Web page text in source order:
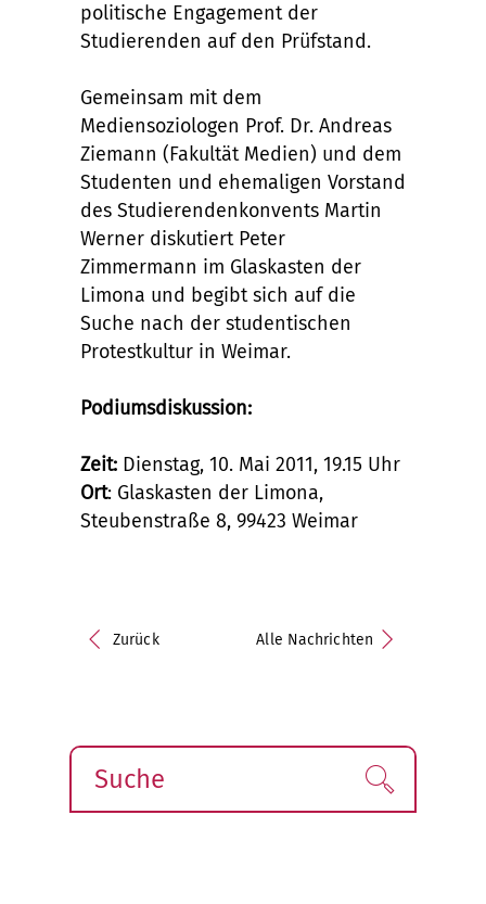
politische Engagement der
Studierenden auf den Prüfstand.
Gemeinsam mit dem
Mediensoziologen Prof. Dr. Andreas
Ziemann (Fakultät Medien) und dem
Studenten und ehemaligen Vorstand
des Studierendenkonvents Martin
Werner diskutiert Peter
Zimmermann im Glaskasten der
Limona und begibt sich auf die
Suche nach der studentischen
Protestkultur in Weimar.
Podiumsdiskussion:
Zeit: Dienstag, 10. Mai 2011, 19.15 Uhr
Ort: Glaskasten der Limona,
Steubenstraße 8, 99423 Weimar
Zurück Alle Nachrichten
Suche Finden!